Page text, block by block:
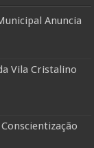
Anuncia
Vila Cristalino